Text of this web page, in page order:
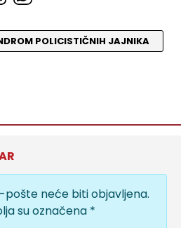
POLICISTIČNIH JAJNIKA
pošte neće biti objavljena.
su označena *